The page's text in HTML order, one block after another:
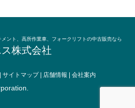
ント、高所作業車、フォークリフトの中古販売なら
株式会社
サイトマップ| 店舗情報 会社案内